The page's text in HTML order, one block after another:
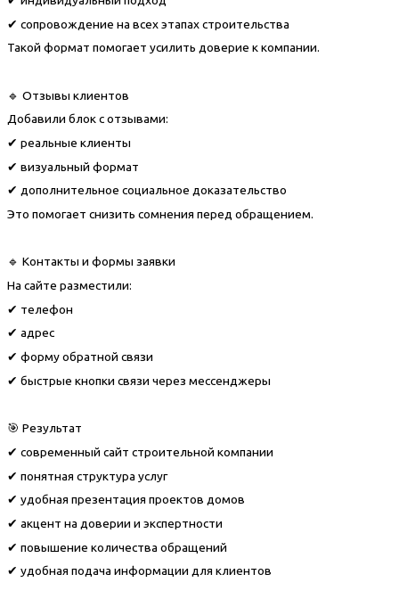
✔ сопровождение на всех этапах строительства
Такой формат помогает усилить доверие к компании.
🔹 Отзывы клиентов
Добавили блок с отзывами:
✔ реальные клиенты
✔ визуальный формат
✔ дополнительное социальное доказательство
Это помогает снизить сомнения перед обращением.
🔹 Контакты и формы заявки
На сайте разместили:
✔ телефон
✔ адрес
✔ форму обратной связи
✔ быстрые кнопки связи через мессенджеры
🎯 Результат
✔ современный сайт строительной компании
✔ понятная структура услуг
✔ удобная презентация проектов домов
✔ акцент на доверии и экспертности
✔ повышение количества обращений
✔ удобная подача информации для клиентов